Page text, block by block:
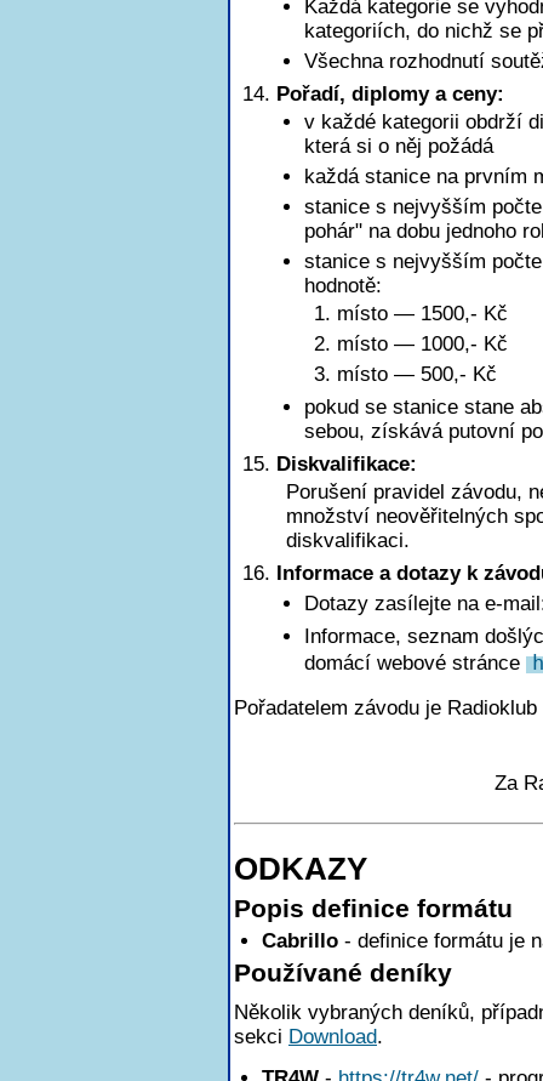
Každá kategorie se
kategoriích, do nichž se
Všechna rozhodnutí
Pořadí, diplomy a ceny:
v každé kategorii obdrží
která si o něj požádá
každá stanice na prvním
stanice s nejvyšším
pohár" na dobu jednoho
stanice s nejvyšším
hodnotě:
1. místo — 1500,- Kč
2. místo — 1000,- Kč
3. místo — 500,- Kč
pokud se stanice stane
sebou, získává putovní
Diskvalifikace:
Porušení pravidel závodu,
množství neověřitelných
diskvalifikaci.
Informace a dotazy k
Dotazy zasílejte na e-
Informace, seznam
domácí webové stránce
Pořadatelem závodu je
Za
ODKAZY
Popis definice formátu
Cabrillo - definice formátu je
Používané deníky
Několik vybraných deníků,
sekci Download.